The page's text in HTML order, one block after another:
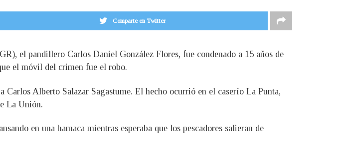
Comparte en Twitter
el pandillero Carlos Daniel González Flores, fue condenado a 15 años de
el móvil del crimen fue el robo.
Carlos Alberto Salazar Sagastume. El hecho ocurrió en el caserío La Punta,
La Unión.
en una hamaca mientras esperaba que los pescadores salieran de